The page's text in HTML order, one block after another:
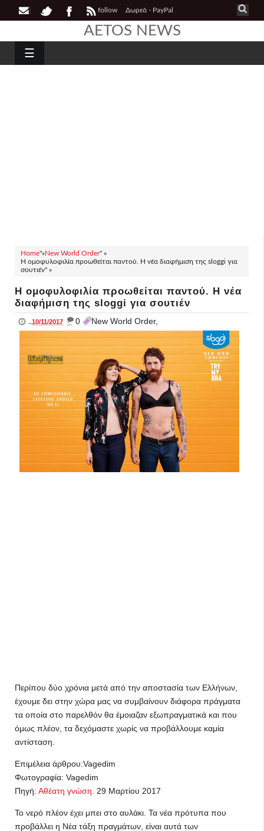
follow Δωρεά - PayPal
AETOS NEWS
☰
Home"»New World Order" »
Η ομοφυλοφιλία προωθείται παντού. Η νέα διαφήμιση της sloggi για
σουτιέν" »
Η ομοφυλοφιλία προωθείται παντού. Η νέα
διαφήμιση της sloggi για σουτιέν
..10/11/2017 _ 0 New World Order,
Περίπου δύο χρόνια μετά από την αποστασία των Ελλήνων,
έχουμε δει στην χώρα μας να συμβαίνουν διάφορα πράγματα
τα οποία στο παρελθόν θα έμοιαζαν εξωπραγματικά και που
όμως πλέον, τα δεχόμαστε χωρίς να προβάλλουμε καμία
αντίσταση.
Επιμέλεια άρθρου:Vagedim
Φωτογραφία: Vagedim
Πηγή: Αθέατη γνώση . 29 Μαρτίου 2017
Το νερό πλέον έχει μπει στο αυλάκι. Τα νέα πρότυπα που
προβάλλει η Νέα τάξη πραγμάτων, είναι αυτά των